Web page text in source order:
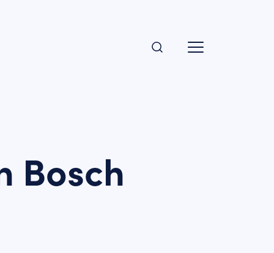
Bosch